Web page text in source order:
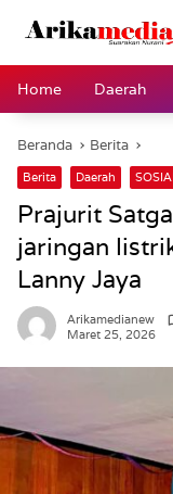
Home
Daerah
Beranda Berita
Berita Daerah
Prajurit
jaringan
Lanny Jaya
Arikamedianew
Maret 25, 2026